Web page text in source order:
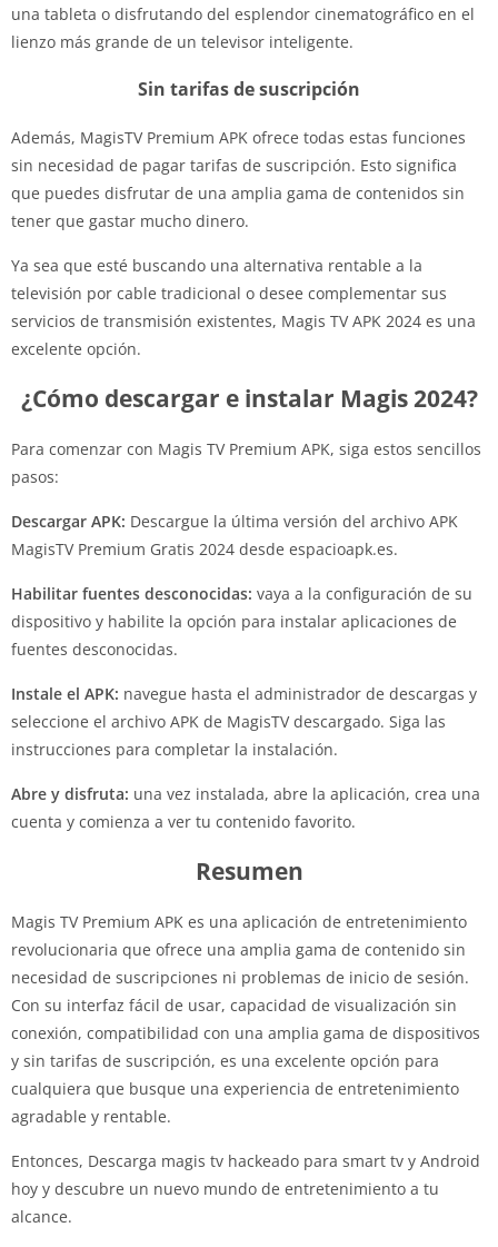
una tableta o disfrutando del esplendor cinematográfico en el
lienzo más grande de un televisor inteligente.
Sin tarifas de suscripción
Además, MagisTV Premium APK ofrece todas estas funciones
sin necesidad de pagar tarifas de suscripción. Esto significa
que puedes disfrutar de una amplia gama de contenidos sin
tener que gastar mucho dinero.
Ya sea que esté buscando una alternativa rentable a la
televisión por cable tradicional o desee complementar sus
servicios de transmisión existentes, Magis TV APK 2024 es una
excelente opción.
¿Cómo descargar e instalar Magis 2024?
Para comenzar con Magis TV Premium APK, siga estos sencillos
pasos:
Descargar APK: Descargue la última versión del archivo APK
MagisTV Premium Gratis 2024 desde espacioapk.es.
Habilitar fuentes desconocidas: vaya a la configuración de su
dispositivo y habilite la opción para instalar aplicaciones de
fuentes desconocidas.
Instale el APK: navegue hasta el administrador de descargas y
seleccione el archivo APK de MagisTV descargado. Siga las
instrucciones para completar la instalación.
Abre y disfruta: una vez instalada, abre la aplicación, crea una
cuenta y comienza a ver tu contenido favorito.
Resumen
Magis TV Premium APK es una aplicación de entretenimiento
revolucionaria que ofrece una amplia gama de contenido sin
necesidad de suscripciones ni problemas de inicio de sesión.
Con su interfaz fácil de usar, capacidad de visualización sin
conexión, compatibilidad con una amplia gama de dispositivos
y sin tarifas de suscripción, es una excelente opción para
cualquiera que busque una experiencia de entretenimiento
agradable y rentable.
Entonces, Descarga magis tv hackeado para smart tv y Android
hoy y descubre un nuevo mundo de entretenimiento a tu
alcance.